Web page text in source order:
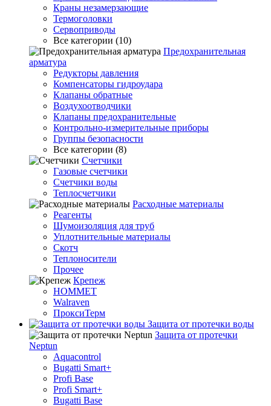
Краны незамерзающие
Термоголовки
Сервоприводы
Все категории (10)
Предохранительная
арматура
Редукторы давления
Компенсаторы гидроудара
Клапаны обратные
Воздухоотводчики
Клапаны предохранительные
Контрольно-измерительные приборы
Группы безопасности
Все категории (8)
Счетчики
Газовые счетчики
Счетчики воды
Теплосчетчики
Расходные материалы
Реагенты
Шумоизоляция для труб
Уплотнительные материалы
Скотч
Теплоносители
Прочее
Крепеж
HOMMET
Walraven
ПроксиТерм
Защита от протечки воды
Защита от протечки
Neptun
Aquacontrol
Bugatti Smart+
Profi Base
Profi Smart+
Bugatti Base